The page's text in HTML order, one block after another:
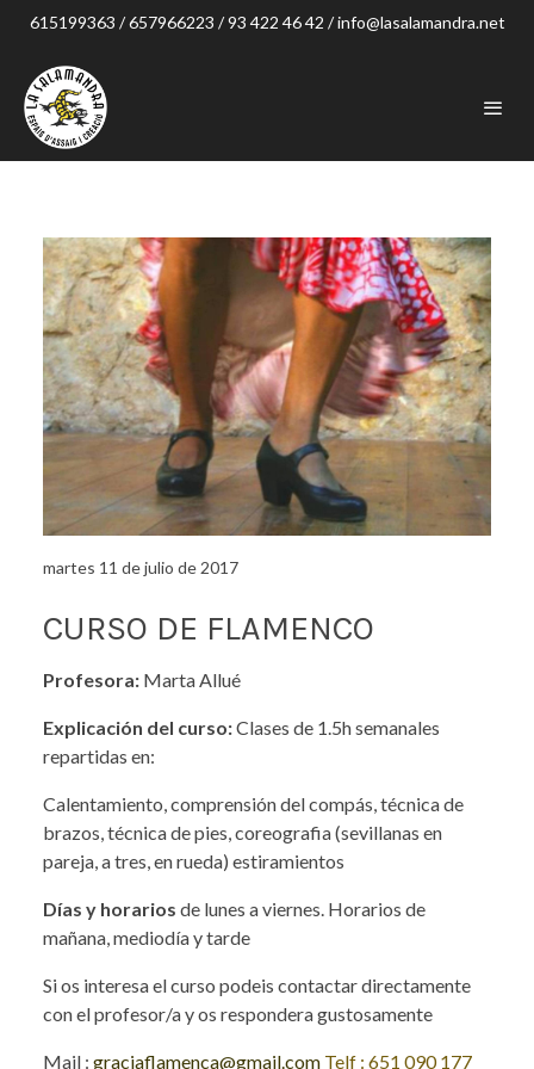
615199363 / 657966223 / 93 422 46 42 / info@lasalamandra.net
martes 11 de julio de 2017
CURSO DE FLAMENCO
Profesora: Marta Allué
Explicación del curso:Clases de 1.5h semanales
repartidas en:
Calentamiento, comprensión del compás, técnica de
brazos, técnica de pies, coreografia (sevillanas en
pareja, a tres, en rueda) estiramientos
Días y horarios de lunes a viernes. Horarios de
mañana, mediodía y tarde
Si os interesa el curso podeis contactar directamente
con el profesor/a y os respondera gustosamente
Mail : graciaflamenca@gmail.com Telf : 651 090 177